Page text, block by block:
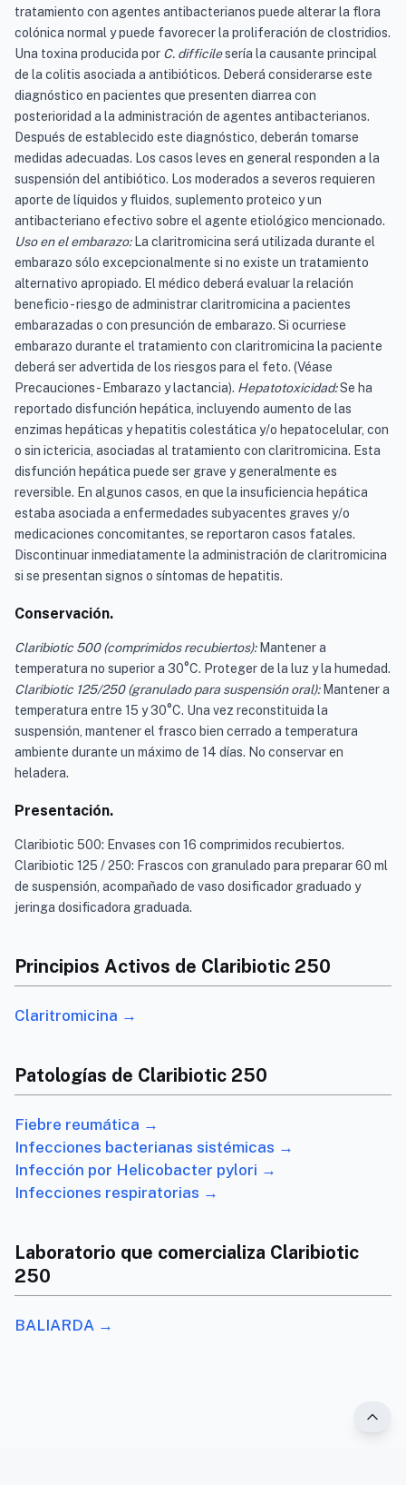
tratamiento con agentes antibacterianos puede alterar la flora
colónica normal y puede favorecer la proliferación de clostridios.
Una toxina producida por C. difficilesería la causante principal
de la colitis asociada a antibióticos. Deberá considerarse este
diagnóstico en pacientes que presenten diarrea con
posterioridad a la administración de agentes antibacterianos.
Después de establecido este diagnóstico, deberán tomarse
medidas adecuadas. Los casos leves en general responden a la
suspensión del antibiótico. Los moderados a severos requieren
aporte de líquidos y fluidos, suplemento proteico y un
antibacteriano efectivo sobre el agente etiológico mencionado.
Uso en el embarazo: La claritromicina será utilizada durante el
embarazo sólo excepcionalmente si no existe un tratamiento
alternativo apropiado. El médico deberá evaluar la relación
beneficio - riesgo de administrar claritromicina a pacientes
embarazadas o con presunción de embarazo. Si ocurriese
embarazo durante el tratamiento con claritromicina la paciente
deberá ser advertida de los riesgos para el feto. (Véase
Precauciones - Embarazo y lactancia). Hepatotoxicidad:Se ha
reportado disfunción hepática, incluyendo aumento de las
enzimas hepáticas y hepatitis colestática y/o hepatocelular, con
o sin ictericia, asociadas al tratamiento con claritromicina. Esta
disfunción hepática puede ser grave y generalmente es
reversible. En algunos casos, en que la insuficiencia hepática
estaba asociada a enfermedades subyacentes graves y/o
medicaciones concomitantes, se reportaron casos fatales.
Discontinuar inmediatamente la administración de claritromicina
si se presentan signos o síntomas de hepatitis.
Conservación.
Claribiotic 500 (comprimidos recubiertos):Mantener a
temperatura no superior a 30°C. Proteger de la luz y la humedad.
Claribiotic 125/250 (granulado para suspensión oral):Mantener a
temperatura entre 15 y 30°C. Una vez reconstituida la
suspensión, mantener el frasco bien cerrado a temperatura
ambiente durante un máximo de 14 días. No conservar en
heladera.
Presentación.
Claribiotic 500: Envases con 16 comprimidos recubiertos.
Claribiotic 125 / 250: Frascos con granulado para preparar 60 ml
de suspensión, acompañado de vaso dosificador graduado y
jeringa dosificadora graduada.
Principios Activos de Claribiotic 250
Claritromicina →
Patologías de Claribiotic 250
Fiebre reumática →
Infecciones bacterianas sistémicas →
Infección por Helicobacter pylori →
Infecciones respiratorias →
Laboratorio que comercializa Claribiotic
250
BALIARDA →